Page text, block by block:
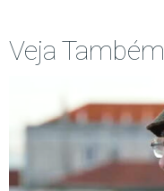
Veja Também